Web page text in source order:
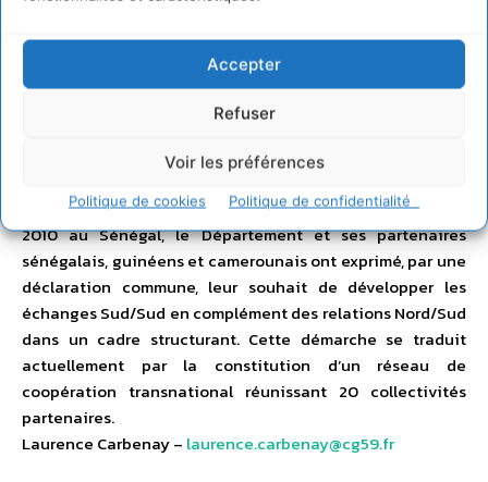
Accepter
Refuser
Voir les préférences
Politique de cookies Politique de confidentialité
des collégiens aux enjeux environnementaux et du
développement durable sur la base d’échanges Nord /Sud,
appui à la mise en oeuvre de diagnostics techniques
principes de développement durable dans les projets de
première rencontre internationale organisée en novembre
2010 au Sénégal, le Département et ses partenaires
sénégalais, guinéens et camerounais ont exprimé, par une
déclaration commune, leur souhait de développer les
échanges Sud/Sud en complément des relations Nord/Sud
dans un cadre structurant. Cette démarche se traduit
actuellement par la constitution d’un réseau de
coopération transnational réunissant 20 collectivités
partenaires.
Laurence Carbenay – laurence.carbenay@cg59.fr